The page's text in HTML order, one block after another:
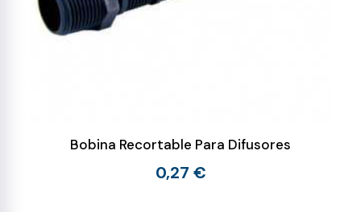
Bobina Recortable Para Difusores
0,27 €